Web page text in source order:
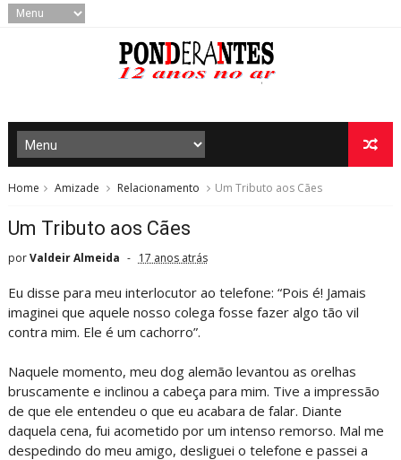
Home Amizade Relacionamento Um Tributo aos Cães
Um Tributo aos Cães
porValdeir Almeida 17 anos atrás
Eu disse para meu interlocutor ao telefone: “Pois é! Jamais
imaginei que aquele nosso colega fosse fazer algo tão vil
contra mim. Ele é um cachorro”.
Naquele momento, meu dog alemão levantou as orelhas
bruscamente e inclinou a cabeça para mim. Tive a impressão
de que ele entendeu o que eu acabara de falar. Diante
daquela cena, fui acometido por um intenso remorso. Mal me
despedindo do meu amigo, desliguei o telefone e passei a